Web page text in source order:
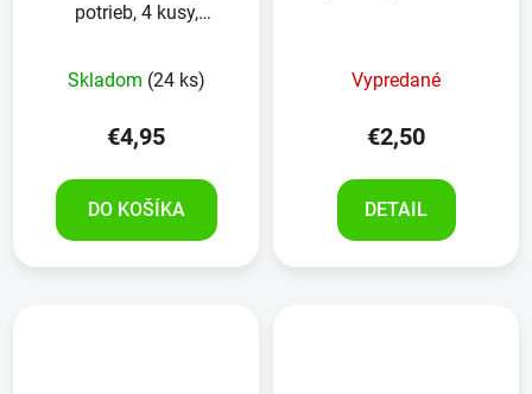
potrieb, 4 kusy,
Skladom (24 ks)
€4,95
DO KOŠÍKA
Vypredané
€2,50
DETAIL